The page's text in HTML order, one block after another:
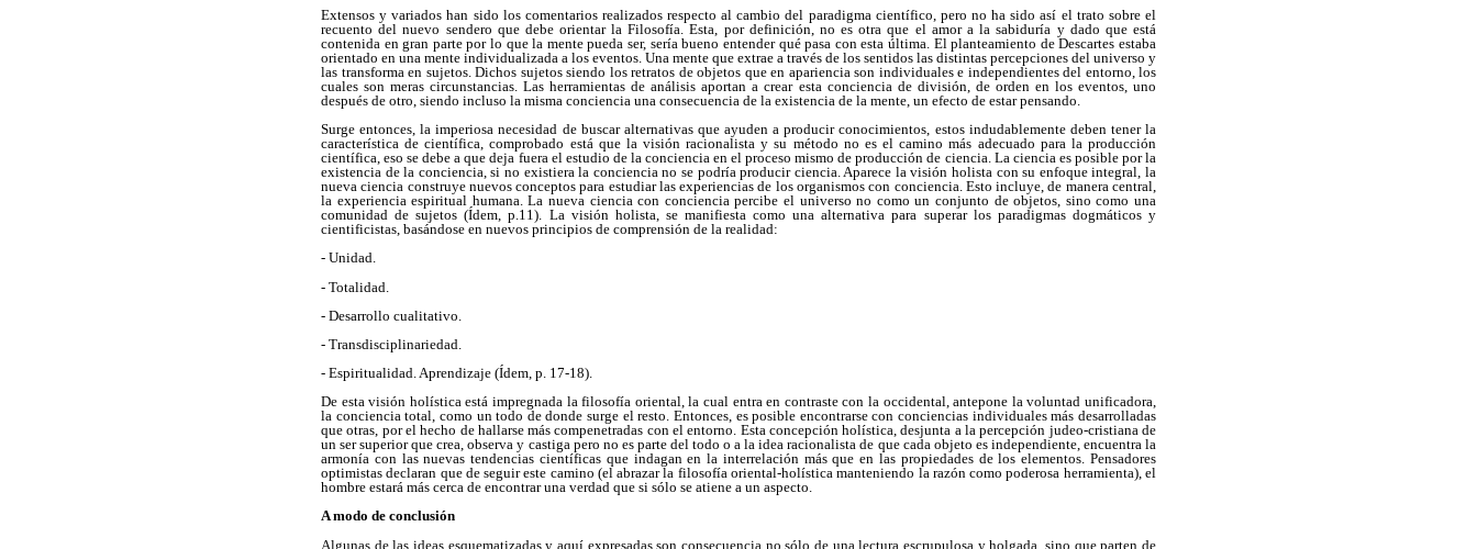
Extensos y variados han sido los comentarios realizados respecto al cambio del paradigma científico, pero no ha sido así el trato sobre el
recuento del nuevo sendero que debe orientar la Filosofía. Esta, por definición, no es otra que el amor a la sabiduría y dado que está
contenida en gran parte por lo que la mente pueda ser, sería bueno entender qué pasa con esta última. El planteamiento de Descartes estaba
orientado en una mente individualizada a los eventos. Una mente que extrae a través de los sentidos las distintas percepciones del universo y
las transforma en sujetos. Dichos sujetos siendo los retratos de objetos que en apariencia son individuales e independientes del entorno, los
cuales son meras circunstancias. Las herramientas de análisis aportan a crear esta conciencia de división, de orden en los eventos, uno
después de otro, siendo incluso la misma conciencia una consecuencia de la existencia de la mente, un efecto de estar pensando.
Surge entonces, la imperiosa necesidad de buscar alternativas que ayuden a producir conocimientos, estos indudablemente deben tener la
característica de científica, comprobado está que la visión racionalista y su método no es el camino más adecuado para la producción
científica, eso se debe a que deja fuera el estudio de la conciencia en el proceso mismo de producción de ciencia. La ciencia es posible por la
existencia de la conciencia, si no existiera la conciencia no se podría producir ciencia. Aparece la visión holista con su enfoque integral, la
nueva ciencia construye nuevos conceptos para estudiar las experiencias de los organismos con conciencia. Esto incluye, de manera central,
la experiencia espiritual humana. La nueva ciencia con conciencia percibe el universo no como un conjunto de objetos, sino como una
comunidad de sujetos (Ídem, p.11). La visión holista, se manifiesta como una alternativa para superar los paradigmas dogmáticos y
cientificistas, basándose en nuevos principios de comprensión de la realidad:
- Unidad.
- Totalidad.
- Desarrollo cualitativo.
- Transdisciplinariedad.
- Espiritualidad. Aprendizaje (Ídem, p. 17-18).
De esta visión holística está impregnada la filosofía oriental, la cual entra en contraste con la occidental, antepone la voluntad unificadora,
la conciencia total, como un todo de donde surge el resto. Entonces, es posible encontrarse con conciencias individuales más desarrolladas
que otras, por el hecho de hallarse más compenetradas con el entorno. Esta concepción holística, desjunta a la percepción judeo-cristiana de
un ser superior que crea, observa y castiga pero no es parte del todo o a la idea racionalista de que cada objeto es independiente, encuentra la
armonía con las nuevas tendencias científicas que indagan en la interrelación más que en las propiedades de los elementos. Pensadores
optimistas declaran que de seguir este camino (el abrazar la filosofía oriental-holística manteniendo la razón como poderosa herramienta), el
hombre estará más cerca de encontrar una verdad que si sólo se atiene a un aspecto.
A modo de conclusión
Algunas de las ideas esquematizadas y aquí expresadas son consecuencia no sólo de una lectura escrupulosa y holgada, sino que parten de